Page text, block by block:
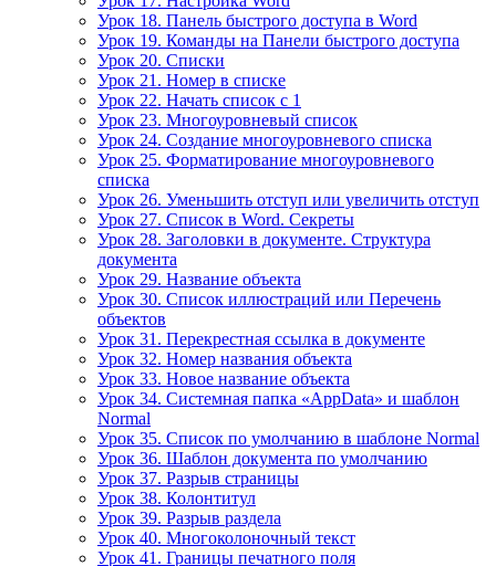
Урок 18. Панель быстрого доступа в Word
Урок 19. Команды на Панели быстрого доступа
Урок 20. Списки
Урок 21. Номер в списке
Урок 22. Начать список с 1
Урок 23. Многоуровневый список
Урок 24. Создание многоуровневого списка
Урок 25. Форматирование многоуровневого
списка
Урок 26. Уменьшить отступ или увеличить отступ
Урок 27. Список в Word. Секреты
Урок 28. Заголовки в документе. Структура
документа
Урок 29. Название объекта
Урок 30. Список иллюстраций или Перечень
объектов
Урок 31. Перекрестная ссылка в документе
Урок 32. Номер названия объекта
Урок 33. Новое название объекта
Урок 34. Системная папка «AppData» и шаблон
Normal
Урок 35. Список по умолчанию в шаблоне Normal
Урок 36. Шаблон документа по умолчанию
Урок 37. Разрыв страницы
Урок 38. Колонтитул
Урок 39. Разрыв раздела
Урок 40. Многоколоночный текст
Урок 41. Границы печатного поля